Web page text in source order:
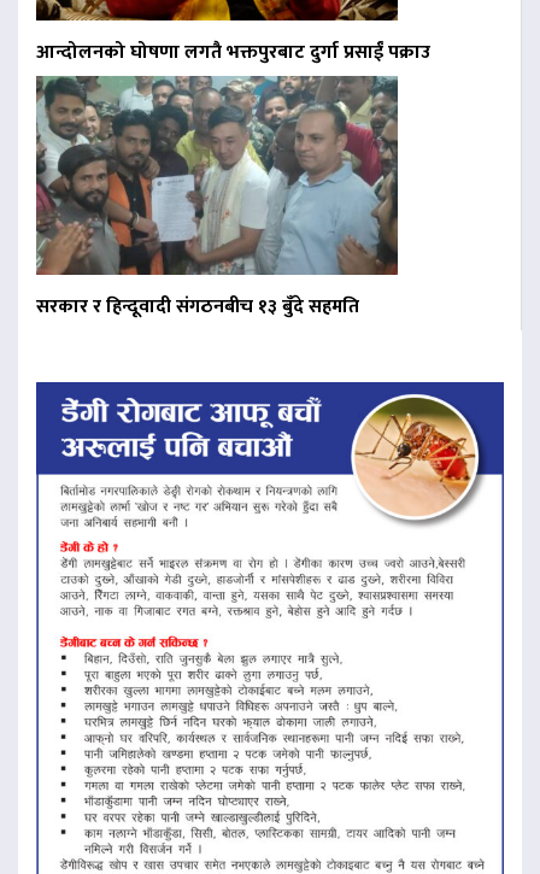
आन्दोलनको घोषणा लगतै भक्तपुरबाट दुर्गा प्रसाईं पक्राउ
सरकार र हिन्दूवादी संगठनबीच १३ बुँदे सहमति